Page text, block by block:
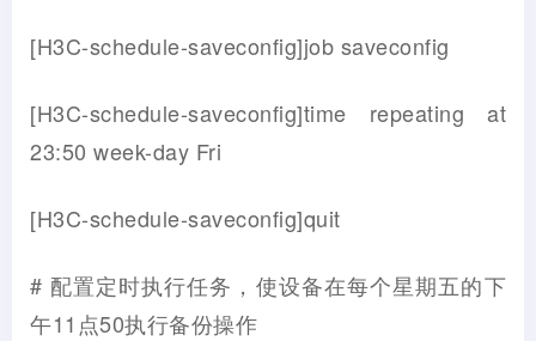
[H3C-schedule-saveconfig]job saveconfig
[H3C-schedule-saveconfig]time repeating at
23:50 week-day Fri
[H3C-schedule-saveconfig]quit
# 配置定时执行任务，使设备在每个星期五的下
午11点50执行备份操作